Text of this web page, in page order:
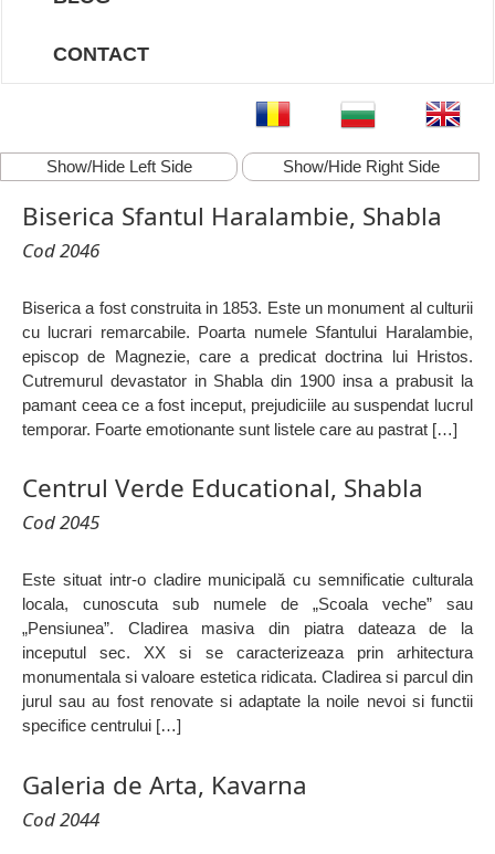
CONTACT
Show/Hide Left Side Show/Hide Right Side
Biserica Sfantul Haralambie, Shabla
Cod 2046
Biserica a fost construita in 1853. Este un monument al culturii
cu lucrari remarcabile. Poarta numele Sfantului Haralambie,
episcop de Magnezie, care a predicat doctrina lui Hristos.
Cutremurul devastator in Shabla din 1900 insa a prabusit la
pamant ceea ce a fost inceput, prejudiciile au suspendat lucrul
temporar. Foarte emotionante sunt listele care au pastrat […]
Centrul Verde Educational, Shabla
Cod 2045
Este situat intr-o cladire municipală cu semnificatie culturala
locala, cunoscuta sub numele de „Scoala veche” sau
„Pensiunea”. Cladirea masiva din piatra dateaza de la
inceputul sec. XX si se caracterizeaza prin arhitectura
monumentala si valoare estetica ridicata. Cladirea si parcul din
jurul sau au fost renovate si adaptate la noile nevoi si functii
specifice centrului […]
Galeria de Arta, Kavarna
Cod 2044